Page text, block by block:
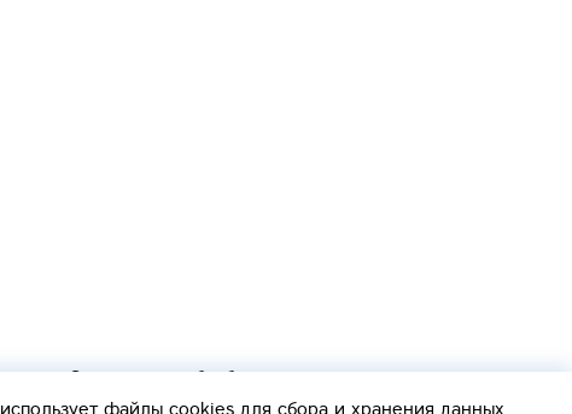
Согласие на обработку персональных данных
Политика обработки персональных данных
использует файлы cookies для сбора и хранения данных.